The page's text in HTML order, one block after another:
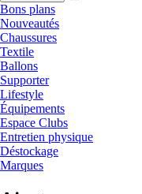
Bons plans
Nouveautés
Chaussures
Textile
Ballons
Supporter
Lifestyle
Équipements
Espace Clubs
Entretien physique
Déstockage
Marques